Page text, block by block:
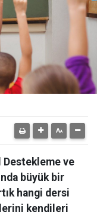
Destekleme ve
büyük bir
hangi dersi
kendileri